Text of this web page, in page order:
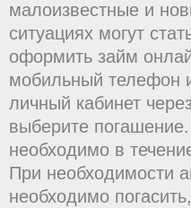
малоизвестные и
ситуациях могут
оформить займ
мобильный телефон
личный кабинет
выберите
необходимо в
При необходимости
необходимо